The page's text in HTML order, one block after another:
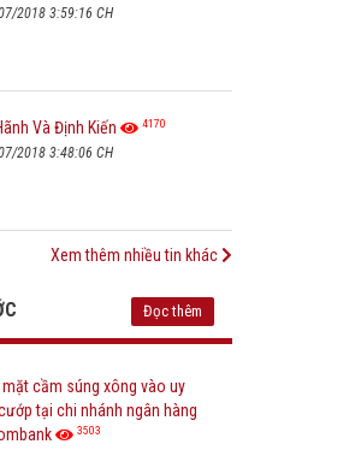
2018 3:59:16 CH
Và Định Kiến 4170
2018 3:48:06 CH
Xem thêm nhiều tin khác
Đọc thêm
mặt cầm súng xông vào uy
tại chi nhánh ngân hàng
3503